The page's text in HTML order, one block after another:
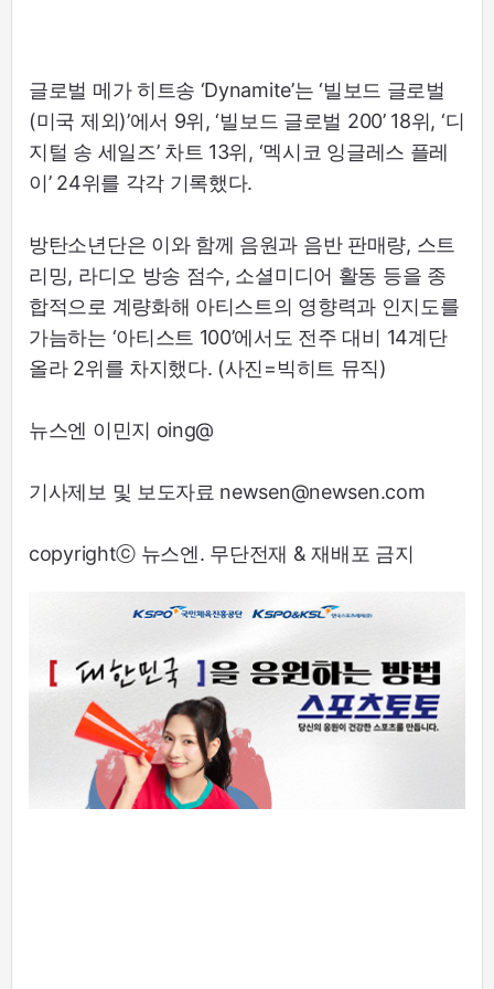
글로벌 메가 히트송 ‘Dynamite’는 ‘빌보드 글로벌
(미국 제외)’에서 9위, ‘빌보드 글로벌 200’ 18위, ‘디
지털 송 세일즈’ 차트 13위, ‘멕시코 잉글레스 플레
이’ 24위를 각각 기록했다.
방탄소년단은 이와 함께 음원과 음반 판매량, 스트
리밍, 라디오 방송 점수, 소셜미디어 활동 등을 종
합적으로 계량화해 아티스트의 영향력과 인지도를
가늠하는 ‘아티스트 100’에서도 전주 대비 14계단
올라 2위를 차지했다. (사진=빅히트 뮤직)
뉴스엔 이민지 oing@
기사제보 및 보도자료 newsen@newsen.com
copyrightⓒ 뉴스엔. 무단전재 & 재배포 금지